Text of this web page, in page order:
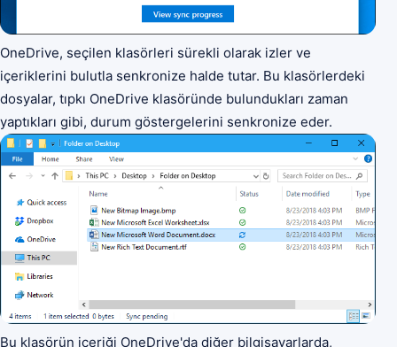
OneDrive, seçilen klasörleri sürekli olarak izler ve
içeriklerini bulutla senkronize halde tutar. Bu klasörlerdeki
dosyalar, tıpkı OneDrive klasöründe bulundukları zaman
yaptıkları gibi, durum göstergelerini senkronize eder.
Bu klasörün içeriği OneDrive'da diğer bilgisayarlarda,